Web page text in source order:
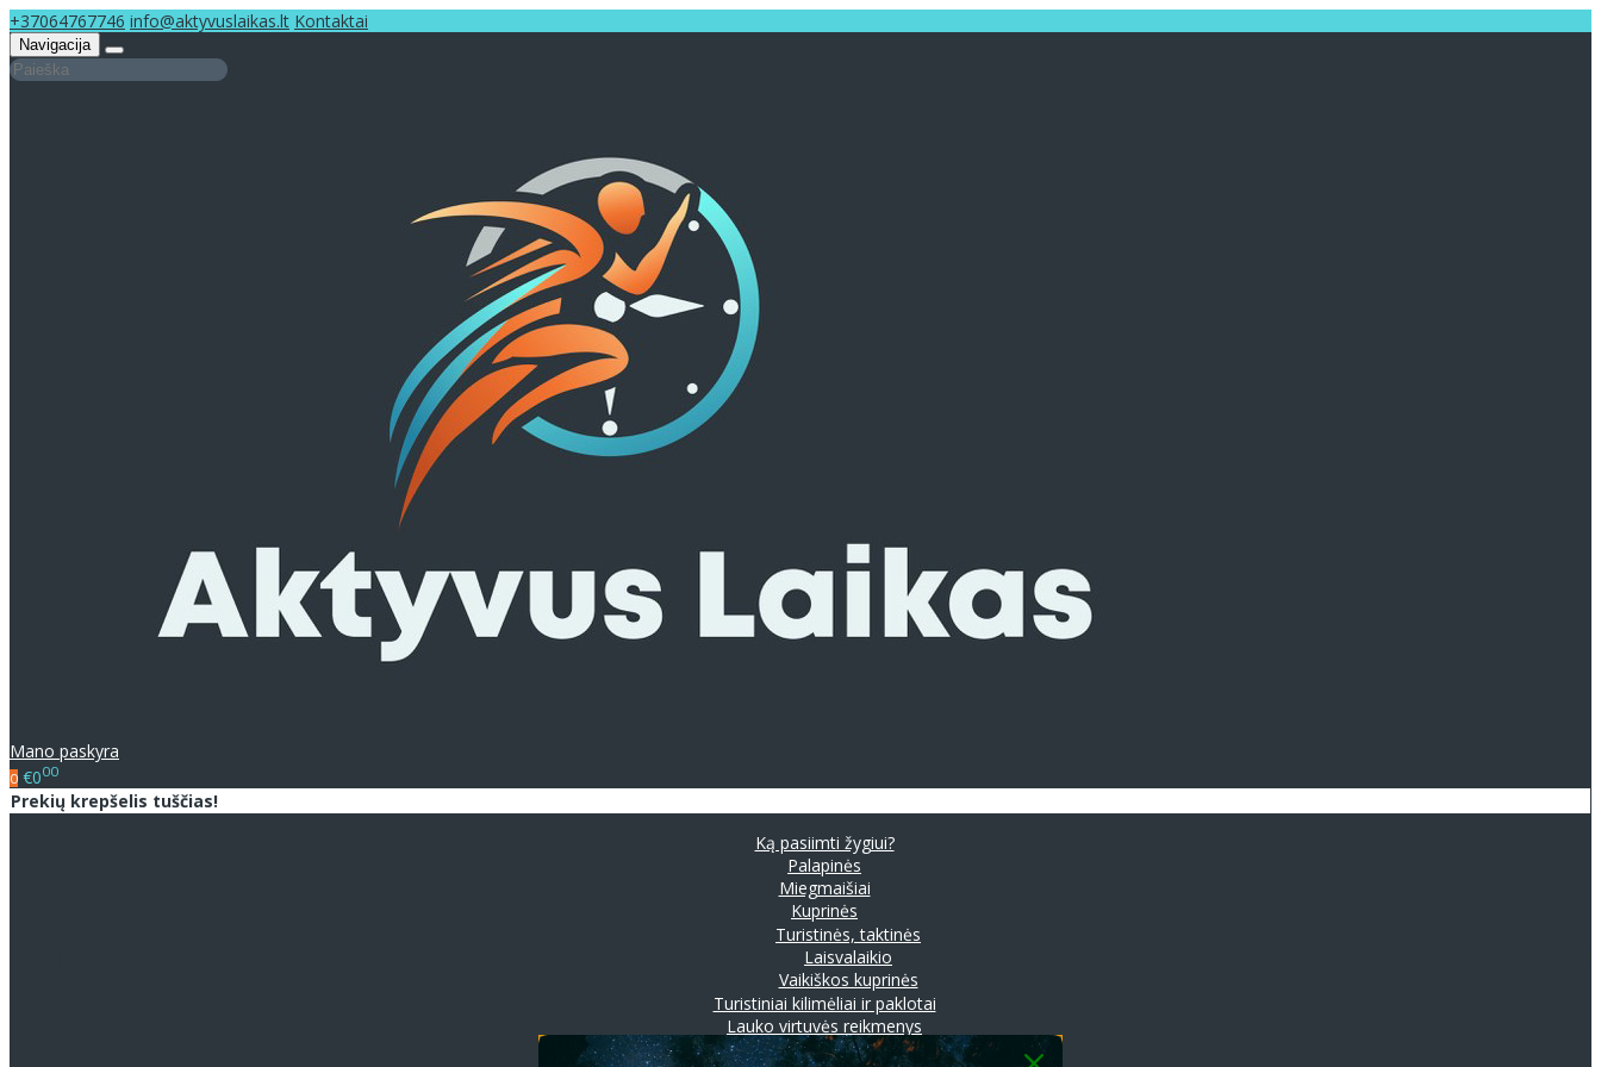
+37064767746 info@aktyvuslaikas.lt Kontaktai
Navigacija
Mano paskyra
0 €000
Prekių krepšelis tuščias!
Ką pasiimti žygiui?
Palapinės
Miegmaišiai
Kuprinės
Turistinės, taktinės
Laisvalaikio
Vaikiškos kuprinės
Turistiniai kilimėliai ir paklotai
Lauko virtuvės reikmenys
Prožektoriai ir stovyklavimo lempos